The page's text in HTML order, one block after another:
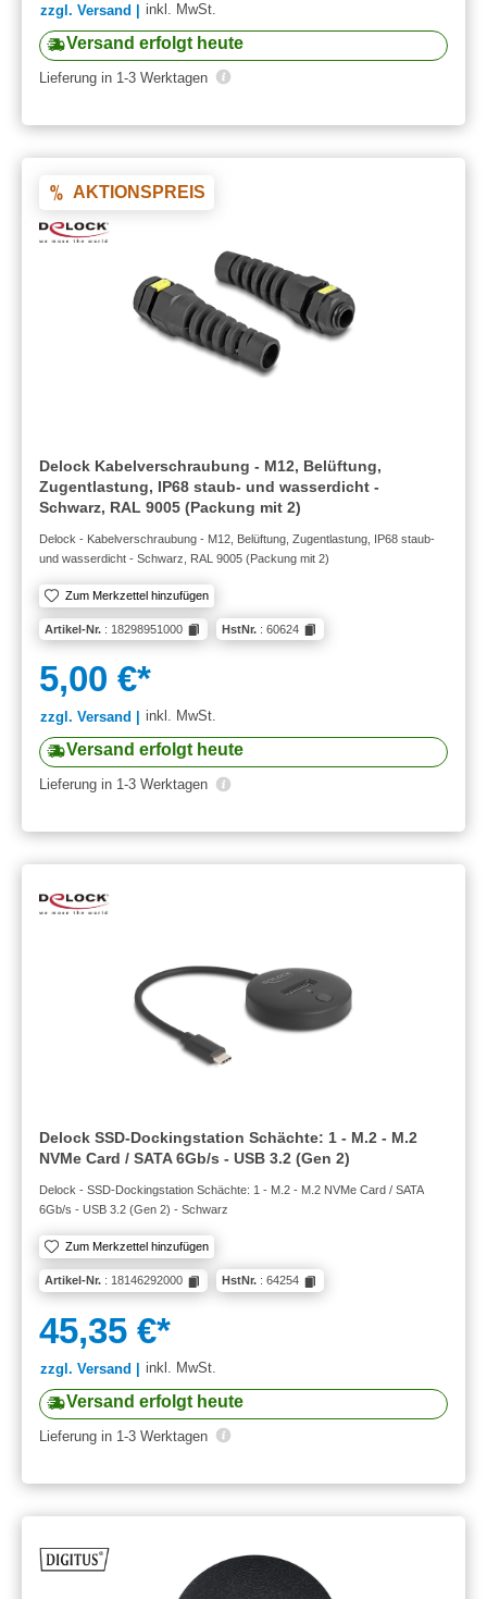
zzgl. Versand | inkl. MwSt.
Versand erfolgt heute
Lieferung in 1-3 Werktagen
AKTIONSPREIS
Delock Kabelverschraubung - M12, Belüftung,
Zugentlastung, IP68 staub- und wasserdicht -
Schwarz, RAL 9005 (Packung mit 2)
Delock - Kabelverschraubung - M12, Belüftung, Zugentlastung, IP68 staub-
und wasserdicht - Schwarz, RAL 9005 (Packung mit 2)
Zum Merkzettel hinzufügen
Artikel-Nr. : 18298951000 HstNr. : 60624
5,00 €*
zzgl. Versand | inkl. MwSt.
Versand erfolgt heute
Lieferung in 1-3 Werktagen
Delock SSD-Dockingstation Schächte: 1 - M.2 - M.2
NVMe Card / SATA 6Gb/s - USB 3.2 (Gen 2)
Delock - SSD-Dockingstation Schächte: 1 - M.2 - M.2 NVMe Card / SATA
6Gb/s - USB 3.2 (Gen 2) - Schwarz
Zum Merkzettel hinzufügen
Artikel-Nr. : 18146292000 HstNr. : 64254
45,35 €*
zzgl. Versand | inkl. MwSt.
Versand erfolgt heute
Lieferung in 1-3 Werktagen